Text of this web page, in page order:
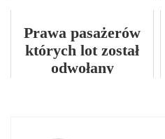
firmy cateringowej
Prawa pasażerów
których lot został
odwołany